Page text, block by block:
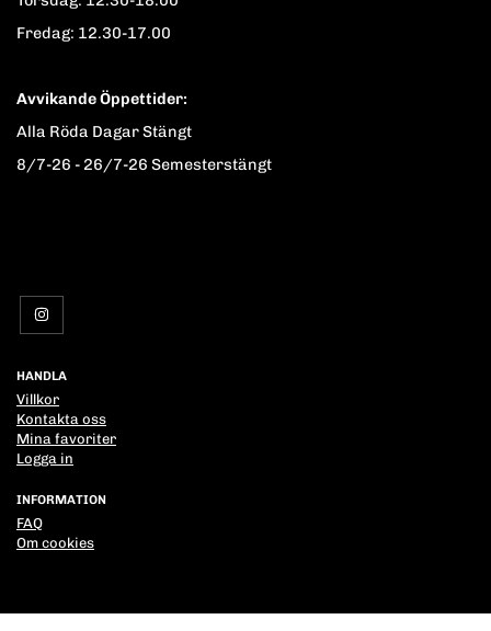
Fredag: 12.30-17.00
Avvikande Öppettider:
Alla Röda Dagar Stängt
8/7-26 - 26/7-26 Semesterstängt
HANDLA
Villkor
Kontakta oss
Mina favoriter
Logga in
INFORMATION
FAQ
Om cookies